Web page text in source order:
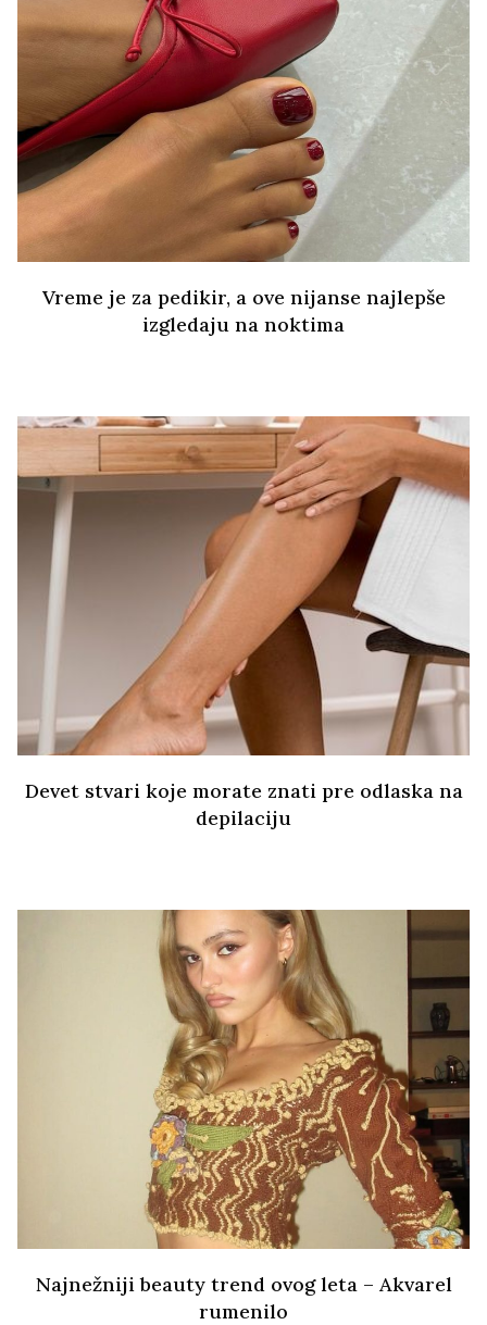
Vreme je za pedikir, a ove nijanse najlepše
izgledaju na noktima
Devet stvari koje morate znati pre odlaska na
depilaciju
Najnežniji beauty trend ovog leta – Akvarel
rumenilo